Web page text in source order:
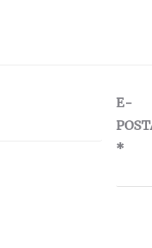
E-
*